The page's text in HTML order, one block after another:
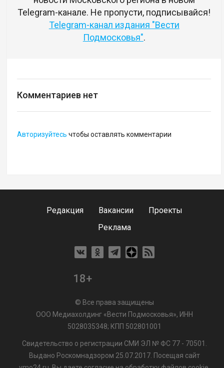
Telegram-канале. Не пропусти, подписывайся!
Telegram-канал издания "Вести
Подмосковья".
Комментариев нет
Авторизуйтесь чтобы оставлять комментарии
Редакция Вакансии
Проекты
Реклама
18+
© Все права защищены
ООО Медиахолдинг «Вести Подмосковья», ИНН
5028035348; КПП 502801001
Свидетельство о регистрации СМИ ЭЛ № ФС 77 - 70501.
Выдано Роскомнадзором 25.07.2017. Посещая сайт